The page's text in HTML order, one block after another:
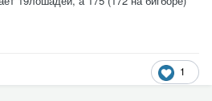
они снимали показания
что из-за механических
с небольшого числа б/у
выбрать относительно с
1